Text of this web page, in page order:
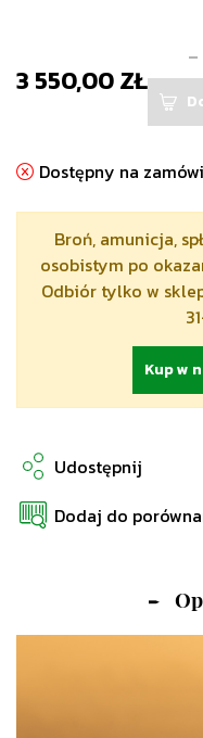
3 550,00 ZŁ
-
Dostępny na
Broń, amunicja,
osobistym po
Odbiór tylko w
Kup w
Udostępnij
Dodaj do